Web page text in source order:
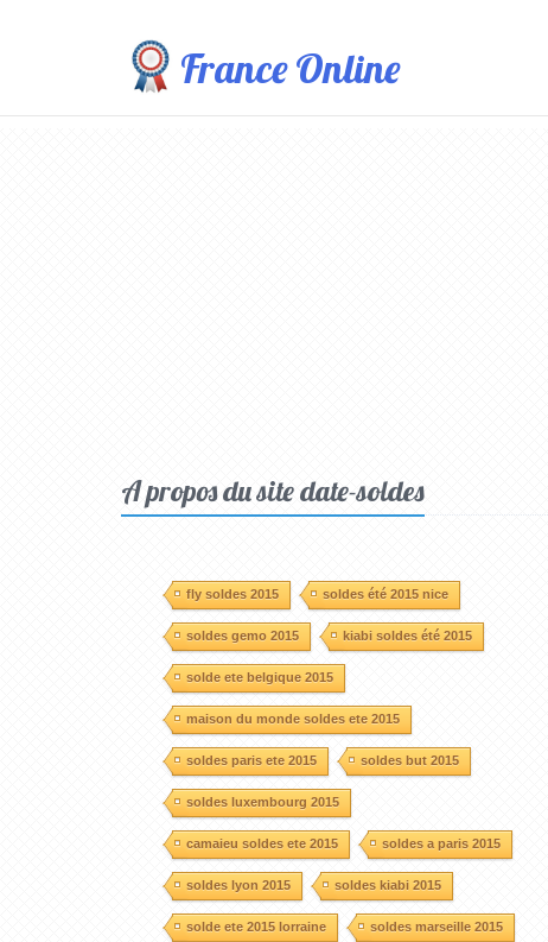
France Online
A propos du site date-soldes
fly soldes 2015 soldes été 2015 nice
soldes gemo 2015 kiabi soldes été 2015
solde ete belgique 2015
maison du monde soldes ete 2015
soldes paris ete 2015 soldes but 2015
soldes luxembourg 2015
camaieu soldes ete 2015 soldes a paris 2015
soldes lyon 2015 soldes kiabi 2015
solde ete 2015 lorraine soldes marseille 2015